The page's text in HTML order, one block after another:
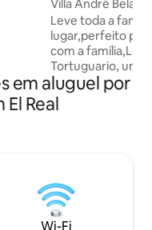
Villa André Bela
Leve toda a
lugar,perfeito
com a
Tortuguario, um
Tortugas dentro
Palo Verde, onde
internas pelos
piscina é em dois
churrasqueira,
mantimentos e
em aluguel por
Real
Wi-Fi